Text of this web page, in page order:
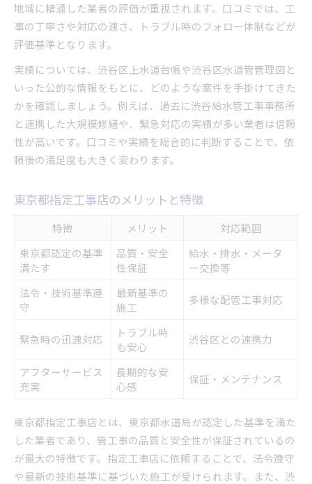
地域に精通した業者の評価が重視されます。口コミでは、工
事の丁寧さや対応の速さ、トラブル時のフォロー体制などが
評価基準となります。
実績については、渋谷区上水道台帳や渋谷区水道管管理図と
いった公的な情報をもとに、どのような案件を手掛けてきた
かを確認しましょう。例えば、過去に渋谷給水管工事事務所
と連携した大規模修繕や、緊急対応の実績が多い業者は信頼
性が高いです。口コミや実績を総合的に判断することで、依
頼後の満足度も大きく変わります。
東京都指定工事店のメリットと特徴
特徴 メリット
対応範囲
東京都認定の基準
満たす
品質・安全
性保証
給水・排水・メータ
ー交換等
法令・技術基準遵
守
最新基準の
施工
多様な配管工事対応
緊急時の迅速対応
トラブル時
も安心
渋谷区との連携力
アフターサービス
充実
長期的な安
心感
保証・メンテナンス
東京都指定工事店とは、東京都水道局が認定した基準を満た
した業者であり、管工事の品質と安全性が保証されているの
が最大の特徴です。指定工事店に依頼することで、法令遵守
や最新の技術基準に基づいた施工が受けられます。また、渋